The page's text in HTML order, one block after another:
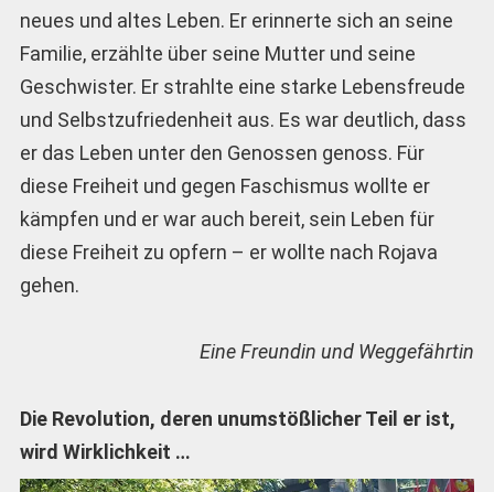
neues und altes Leben. Er erinnerte sich an seine
Familie, erzählte über seine Mutter und seine
Geschwister. Er strahlte eine starke Lebensfreude
und Selbstzufriedenheit aus. Es war deutlich, dass
er das Leben unter den Genossen genoss. Für
diese Freiheit und gegen Faschismus wollte er
kämpfen und er war auch bereit, sein Leben für
diese Freiheit zu opfern – er wollte nach Rojava
gehen.
Eine Freundin und Weggefährtin
Die Revolution, deren unumstößlicher Teil er ist,
wird Wirklichkeit …